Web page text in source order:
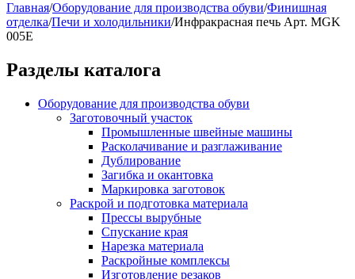
Главная/Оборудование для производства обуви/Финишная
отделка/Печи и холодильники/Инфракрасная печь Арт. MGK
005E
Разделы каталога
Оборудование для производства обуви
Заготовочный участок
Промышленные швейные машины
Расколачивание и разглаживание
Дублирование
Загибка и окантовка
Маркировка заготовок
Раскрой и подготовка материала
Прессы вырубные
Спускание края
Нарезка материала
Раскройные комплексы
Изготовление резаков